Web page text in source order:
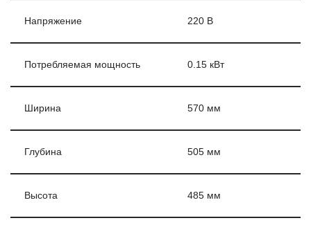
Напряжение 220 В
Потребляемая мощность 0.15 кВт
Ширина 570 мм
Глубина 505 мм
Высота 485 мм